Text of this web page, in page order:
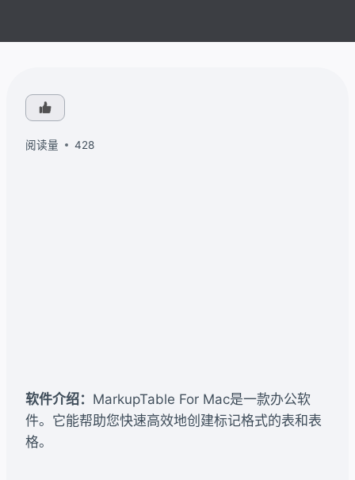
阅读量 428
软件介绍： MarkupTable For Mac是一款办公软
件。它能帮助您快速高效地创建标记格式的表和表
格。